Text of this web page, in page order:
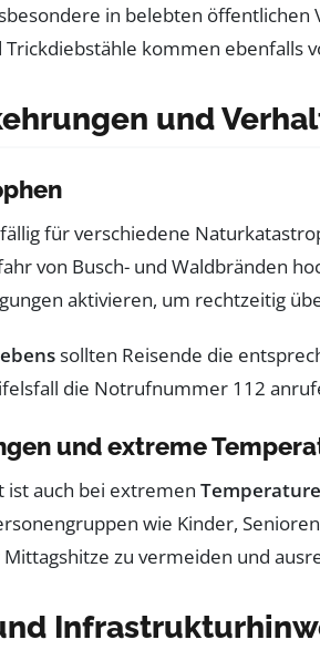
in belebten
kommen ebenfalls
und
für verschiedene
von Busch- und Waldbränden
aktivieren, um rechtzeitig
sollten Reisende die
die Notrufnummer 112
und extreme
ist auch bei extremen
wie Kinder,
zu vermeiden und